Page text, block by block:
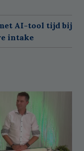
AI-tool tijd bij
intake